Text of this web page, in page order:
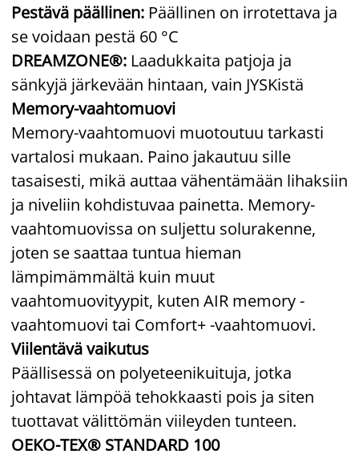
Pestävä päällinen: Päällinen on irrotettava ja
se voidaan pestä 60 °C
DREAMZONE®: Laadukkaita patjoja ja
sänkyjä järkevään hintaan, vain JYSKistä
Memory-vaahtomuovi
Memory-vaahtomuovi muotoutuu tarkasti
vartalosi mukaan. Paino jakautuu sille
tasaisesti, mikä auttaa vähentämään lihaksiin
ja niveliin kohdistuvaa painetta. Memory-
vaahtomuovissa on suljettu solurakenne,
joten se saattaa tuntua hieman
lämpimämmältä kuin muut
vaahtomuovityypit, kuten AIR memory -
vaahtomuovi tai Comfort+ -vaahtomuovi.
Viilentävä vaikutus
Päällisessä on polyeteenikuituja, jotka
johtavat lämpöä tehokkaasti pois ja siten
tuottavat välittömän viileyden tunteen.
OEKO-TEX® STANDARD 100